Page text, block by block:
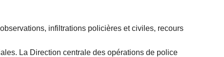
infiltrations policières et civiles, recours
La Direction centrale des opérations de police